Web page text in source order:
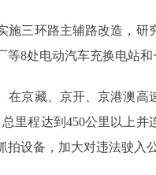
三环路主辅路改造，研
等8处电动汽车充换电站
京藏、京开、京港澳高
里程达到450公里以上
拍设备，加大对违法驶入